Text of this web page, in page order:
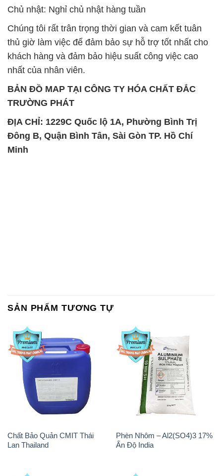
Chủ nhật: Nghỉ chủ nhật hàng tuần
Chúng tôi rất trân trọng thời gian và cam kết tuân
thủ giờ làm việc để đảm bảo sự hỗ trợ tốt nhất cho
khách hàng và đảm bảo hiệu suất công việc cao
nhất của nhân viên.
BẢN ĐỒ MAP TẠI CÔNG TY HÓA CHẤT ĐẮC
TRƯỜNG PHÁT
ĐỊA CHỈ: 1229C Quốc lộ 1A, Phường Bình Trị
Đông B, Quận Bình Tân, Sài Gòn TP. Hồ Chí
Minh
SẢN PHẨM TƯƠNG TỰ
Chất Bảo Quản CMIT Thái
Lan Thailand
Phèn Nhôm – Al2(SO4)3 17%
Ấn Độ India